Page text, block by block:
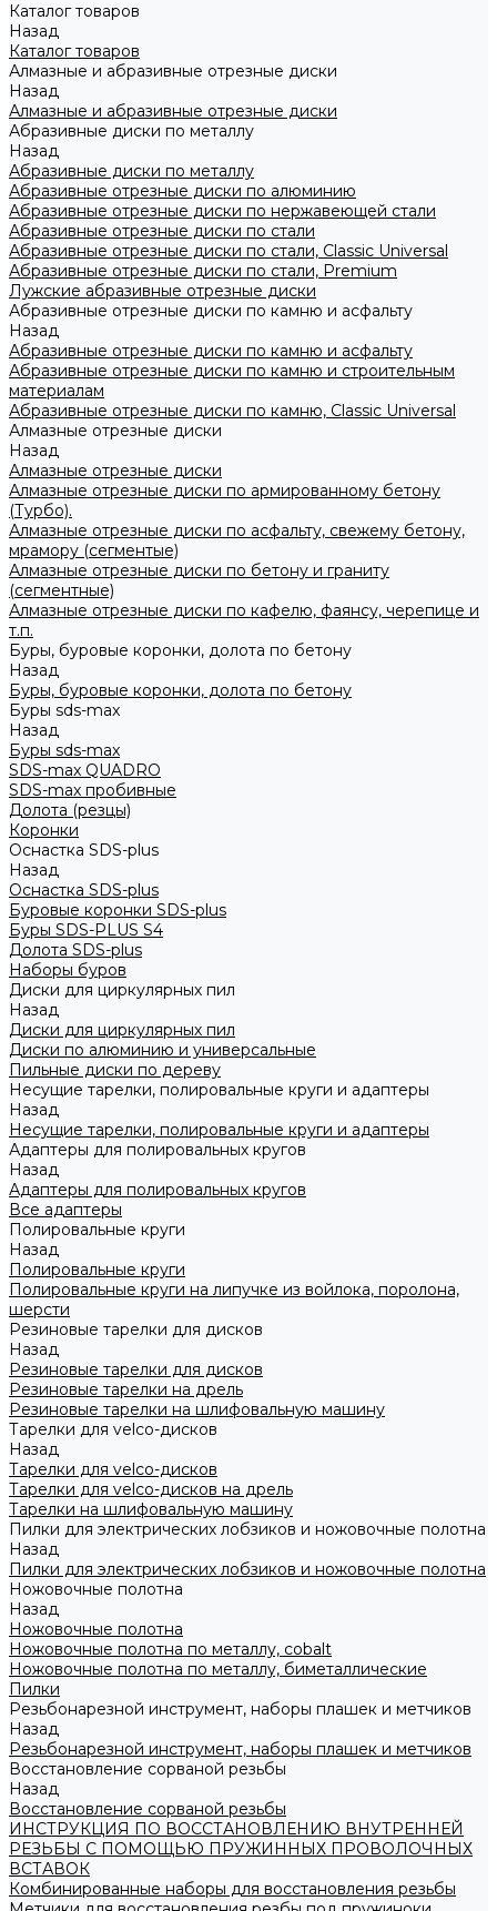
Каталог товаров
Назад
Каталог товаров
Алмазные и абразивные отрезные диски
Назад
Алмазные и абразивные отрезные диски
Абразивные диски по металлу
Назад
Абразивные диски по металлу
Абразивные отрезные диски по алюминию
Абразивные отрезные диски по нержавеющей стали
Абразивные отрезные диски по стали
Абразивные отрезные диски по стали, Classic Universal
Абразивные отрезные диски по стали, Premium
Лужские абразивные отрезные диски
Абразивные отрезные диски по камню и асфальту
Назад
Абразивные отрезные диски по камню и асфальту
Абразивные отрезные диски по камню и строительным
материалам
Абразивные отрезные диски по камню, Classic Universal
Алмазные отрезные диски
Назад
Алмазные отрезные диски
Алмазные отрезные диски по армированному бетону
(Турбо).
Алмазные отрезные диски по асфальту, свежему бетону,
мрамору (сегментые)
Алмазные отрезные диски по бетону и граниту
(сегментные)
Алмазные отрезные диски по кафелю, фаянсу, черепице и
т.п.
Буры, буровые коронки, долота по бетону
Назад
Буры, буровые коронки, долота по бетону
Буры sds-max
Назад
Буры sds-max
SDS-max QUADRO
SDS-max пробивные
Долота (резцы)
Коронки
Оснастка SDS-plus
Назад
Оснастка SDS-plus
Буровые коронки SDS-plus
Буры SDS-PLUS S4
Долота SDS-plus
Наборы буров
Диски для циркулярных пил
Назад
Диски для циркулярных пил
Диски по алюминию и универсальные
Пильные диски по дереву
Несущие тарелки, полировальные круги и адаптеры
Назад
Несущие тарелки, полировальные круги и адаптеры
Адаптеры для полировальных кругов
Назад
Адаптеры для полировальных кругов
Все адаптеры
Полировальные круги
Назад
Полировальные круги
Полировальные круги на липучке из войлока, поролона,
шерсти
Резиновые тарелки для дисков
Назад
Резиновые тарелки для дисков
Резиновые тарелки на дрель
Резиновые тарелки на шлифовальную машину
Тарелки для velco-дисков
Назад
Тарелки для velco-дисков
Тарелки для velco-дисков на дрель
Тарелки на шлифовальную машину
Пилки для электрических лобзиков и ножовочные полотна
Назад
Пилки для электрических лобзиков и ножовочные полотна
Ножовочные полотна
Назад
Ножовочные полотна
Ножовочные полотна по металлу, cobalt
Ножовочные полотна по металлу, биметаллические
Пилки
Резьбонарезной инструмент, наборы плашек и метчиков
Назад
Резьбонарезной инструмент, наборы плашек и метчиков
Восстановление сорваной резьбы
Назад
Восстановление сорваной резьбы
ИНСТРУКЦИЯ ПО ВОССТАНОВЛЕНИЮ ВНУТРЕННЕЙ
РЕЗЬБЫ С ПОМОЩЬЮ ПРУЖИННЫХ ПРОВОЛОЧНЫХ
ВСТАВОК
Комбинированные наборы для восстановления резьбы